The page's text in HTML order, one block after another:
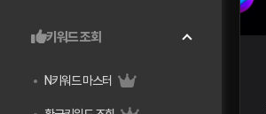
키워드 조회
N키워드 마스터